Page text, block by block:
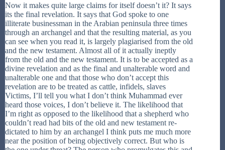
Now it makes quite large claims for itself doesn’t it? It says
its the final revelation. It says that God spoke to one
illiterate businessman in the Arabian peninsula three times
through an archangel and that the resulting material, as you
can see when you read it, is largely plagiarised from the old
and the new testament. Almost all of it actually ineptly
from the old and the new testament. It is to be accepted as a
divine revelation and as the final and unalterable word and
unalterable one and that those who don’t accept this
revelation are to be treated as cattle, infidels, slaves
Victims, I’ll tell you what I don’t think Muhammad ever
heard those voices, I don’t believe it. The likelihood that
I’m right as opposed to the likelihood that a shepherd who
couldn’t read had bits of the old and new testament re-
dictated to him by an archangel I think puts me much more
near the position of being objectively correct. But who is